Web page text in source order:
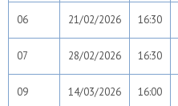
06 21/02/2026 16:30
07 28/02/2026 16:30
09 14/03/2026 16:00